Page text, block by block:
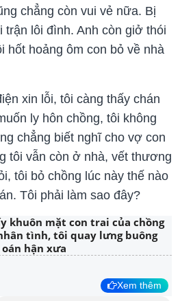
chẳng còn vui vẻ nữa. Bị
trận lôi đình. Anh còn giở thói
hốt hoảng ôm con bỏ về nhà
xin lỗi, tôi càng thấy chán
ly hôn chồng, tôi không
chẳng biết nghĩ cho vợ con
tôi vẫn còn ở nhà, vết thương
tôi bỏ chồng lúc này thế nào
Tôi phải làm sao đây?
khuôn mặt con trai của chồng
tình, tôi quay lưng buông
hận xưa
Xem thêm